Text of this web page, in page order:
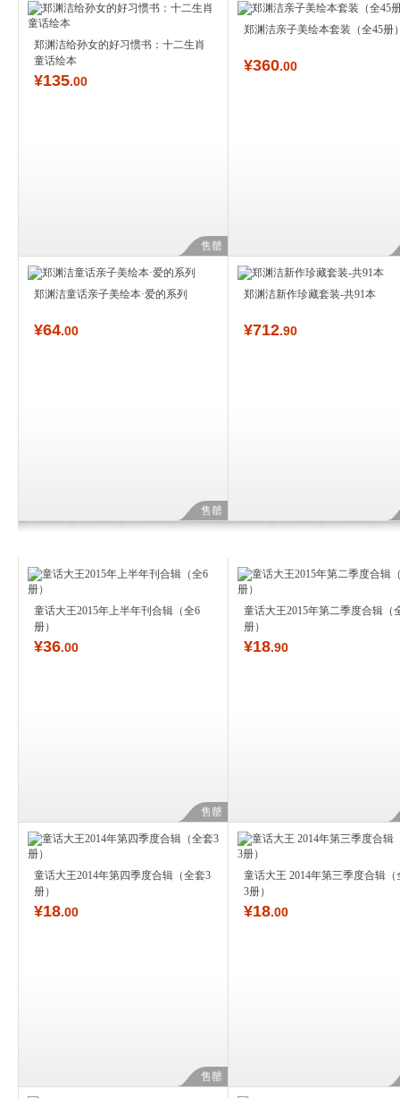
郑渊洁给孙女的好习惯书：十二生肖
童话绘本
¥135.00
售罄
郑渊洁亲子美绘本套装（全45册
¥360.00
郑渊洁童话亲子美绘本·爱的系列
¥64.00
售罄
郑渊洁新作珍藏套装-共91本
¥712.90
童话大王2015年上半年刊合辑（全6
册）
¥36.00
售罄
童话大王2015年第二季度合辑（
册）
¥18.90
童话大王2014年第四季度合辑（全套3
册）
¥18.00
售罄
童话大王 2014年第三季度合辑（
3册）
¥18.00